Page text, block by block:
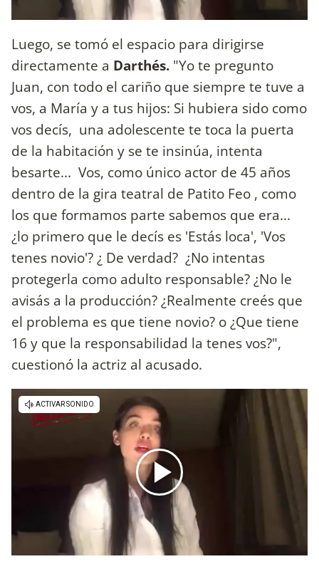
Luego, se tomó el espacio para dirigirse
directamente a Darthés. "Yo te pregunto
Juan, con todo el cariño que siempre te tuve a
vos, a María y a tus hijos: Si hubiera sido como
vos decís, una adolescente te toca la puerta
de la habitación y se te insinúa, intenta
besarte... Vos, como único actor de 45 años
dentro de la gira teatral de Patito Feo , como
los que formamos parte sabemos que era...
¿lo primero que le decís es 'Estás loca', 'Vos
tenes novio'? ¿ De verdad? ¿No intentas
protegerla como adulto responsable? ¿No le
avisás a la producción? ¿Realmente creés que
el problema es que tiene novio? o ¿Que tiene
16 y que la responsabilidad la tenes vos?",
cuestionó la actriz al acusado.